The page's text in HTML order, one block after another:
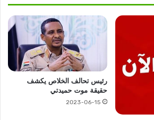
رئيس تحالف الخلاص يكشف
حقيقة موت حميدتي
2023-06-15